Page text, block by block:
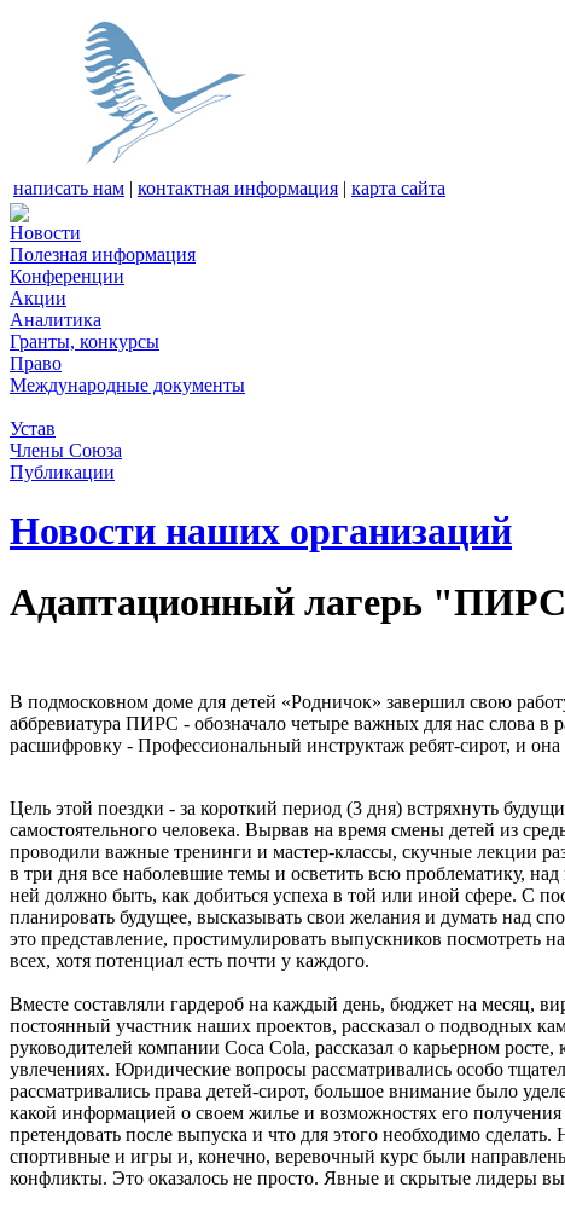
написать нам | контактная информация | карта сайта
Новости
Полезная информация
Конференции
Акции
Аналитика
Гранты, конкурсы
Право
Международные документы
Устав
Члены Союза
Публикации
Новости наших организаций
Адаптационный лагерь
В подмосковном доме для детей «Родничок» завершил свою
аббревиатура ПИРС - обозначало четыре важных для нас слова в
расшифровку - Профессиональный инструктаж ребят-сирот, и она
Цель этой поездки - за короткий период (3 дня) встряхнуть
самостоятельного человека. Вырвав на время смены детей из
проводили важные тренинги и мастер-классы, скучные лекции
в три дня все наболевшие темы и осветить всю проблематику,
ней должно быть, как добиться успеха в той или иной сфере. С
планировать будущее, высказывать свои желания и думать над
это представление, простимулировать выпускников посмотреть
всех, хотя потенциал есть почти у каждого.
Вместе составляли гардероб на каждый день, бюджет на месяц,
постоянный участник наших проектов, рассказал о подводных
руководителей компании Coca Cola, рассказал о карьерном
увлечениях. Юридические вопросы рассматривались особо
рассматривались права детей-сирот, большое внимание было
какой информацией о своем жилье и возможностях его
претендовать после выпуска и что для этого необходимо
спортивные и игры и, конечно, веревочный курс были
конфликты. Это оказалось не просто. Явные и скрытые лидеры